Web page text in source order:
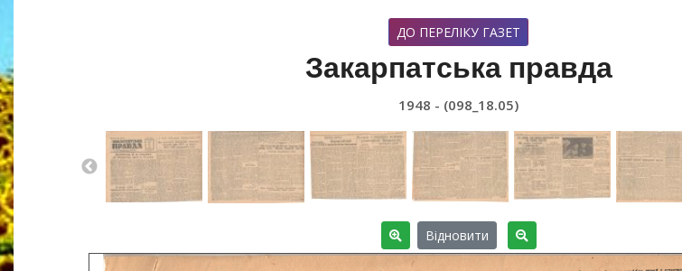
ДО ПЕРЕЛІКУ ГАЗЕТ
Закарпатська правда
1948 - (098_18.05)
Відновити